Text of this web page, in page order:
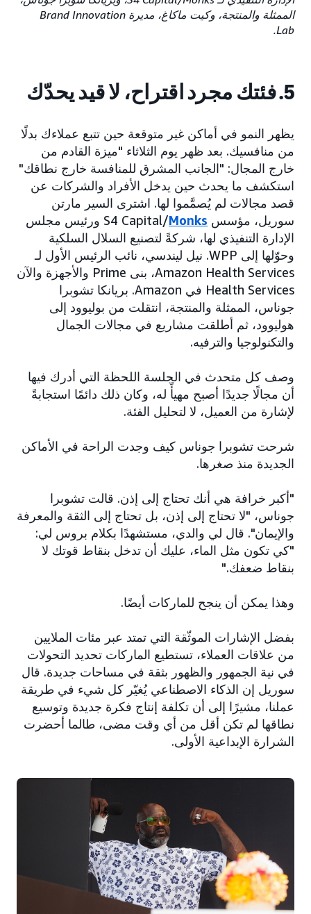
الممثلة والمنتجة، وكيت ماكاغ، مديرة Brand Innovation
Lab.
5. فئتك مجرد اقتراح، لا قيد يحدّك
يظهر النمو في أماكن غير متوقعة حين تتبع عملاءك بدلًا
من منافسيك. بعد ظهر يوم الثلاثاء "ميزة القادم من
خارج المجال: "الجانب المشرق للمنافسة خارج نطاقك"
استكشف ما يحدث حين يدخل الأفراد والشركات عن
قصد مجالات لم يُصمَّموا لها. اشترى السير مارتن
سوريل، مؤسس S4 Capital/ Monks
ورئيس مجلس
الإدارة التنفيذي لها، شركةً لتصنيع السلال السلكية
وحوّلها إلى WPP. نيل ليندسي، نائب الرئيس الأول لـ
Amazon Health Services، بنى Prime والأجهزة والآن
Health Services في Amazon. بريانكا تشوبرا
جوناس، الممثلة والمنتجة، انتقلت من بوليوود إلى
هوليوود، ثم أطلقت مشاريع في مجالات الجمال
والتكنولوجيا والترفيه.
وصف كل متحدث في الجلسة اللحظة التي أدرك فيها
أن مجالًا جديدًا أصبح مهيأً له، وكان ذلك دائمًا استجابةً
لإشارة من العميل، لا لتحليل الفئة.
شرحت تشوبرا جوناس كيف وجدت الراحة في الأماكن
الجديدة منذ صغرها.
"أكبر خرافة هي أنك تحتاج إلى إذن. قالت تشوبرا
جوناس، "لا تحتاج إلى إذن، بل تحتاج إلى الثقة والمعرفة
والإيمان". قال لي والدي، مستشهدًا بكلام بروس لي:
"كي تكون مثل الماء، عليك أن تدخل بنقاط قوتك لا
بنقاط ضعفك."
وهذا يمكن أن ينجح للماركات أيضًا.
بفضل الإشارات الموثّقة التي تمتد عبر مئات الملايين
من علاقات العملاء، تستطيع الماركات تحديد التحولات
في نية الجمهور والظهور بثقة في مساحات جديدة. قال
سوريل إن الذكاء الاصطناعي يُغيّر كل شيء في طريقة
عملنا، مشيرًا إلى أن تكلفة إنتاج فكرة جديدة وتوسيع
نطاقها لم تكن أقل من أي وقت مضى، طالما أحضرت
الشرارة الإبداعية الأولى.